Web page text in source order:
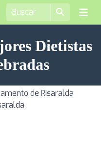
Dietistas
de Risaralda